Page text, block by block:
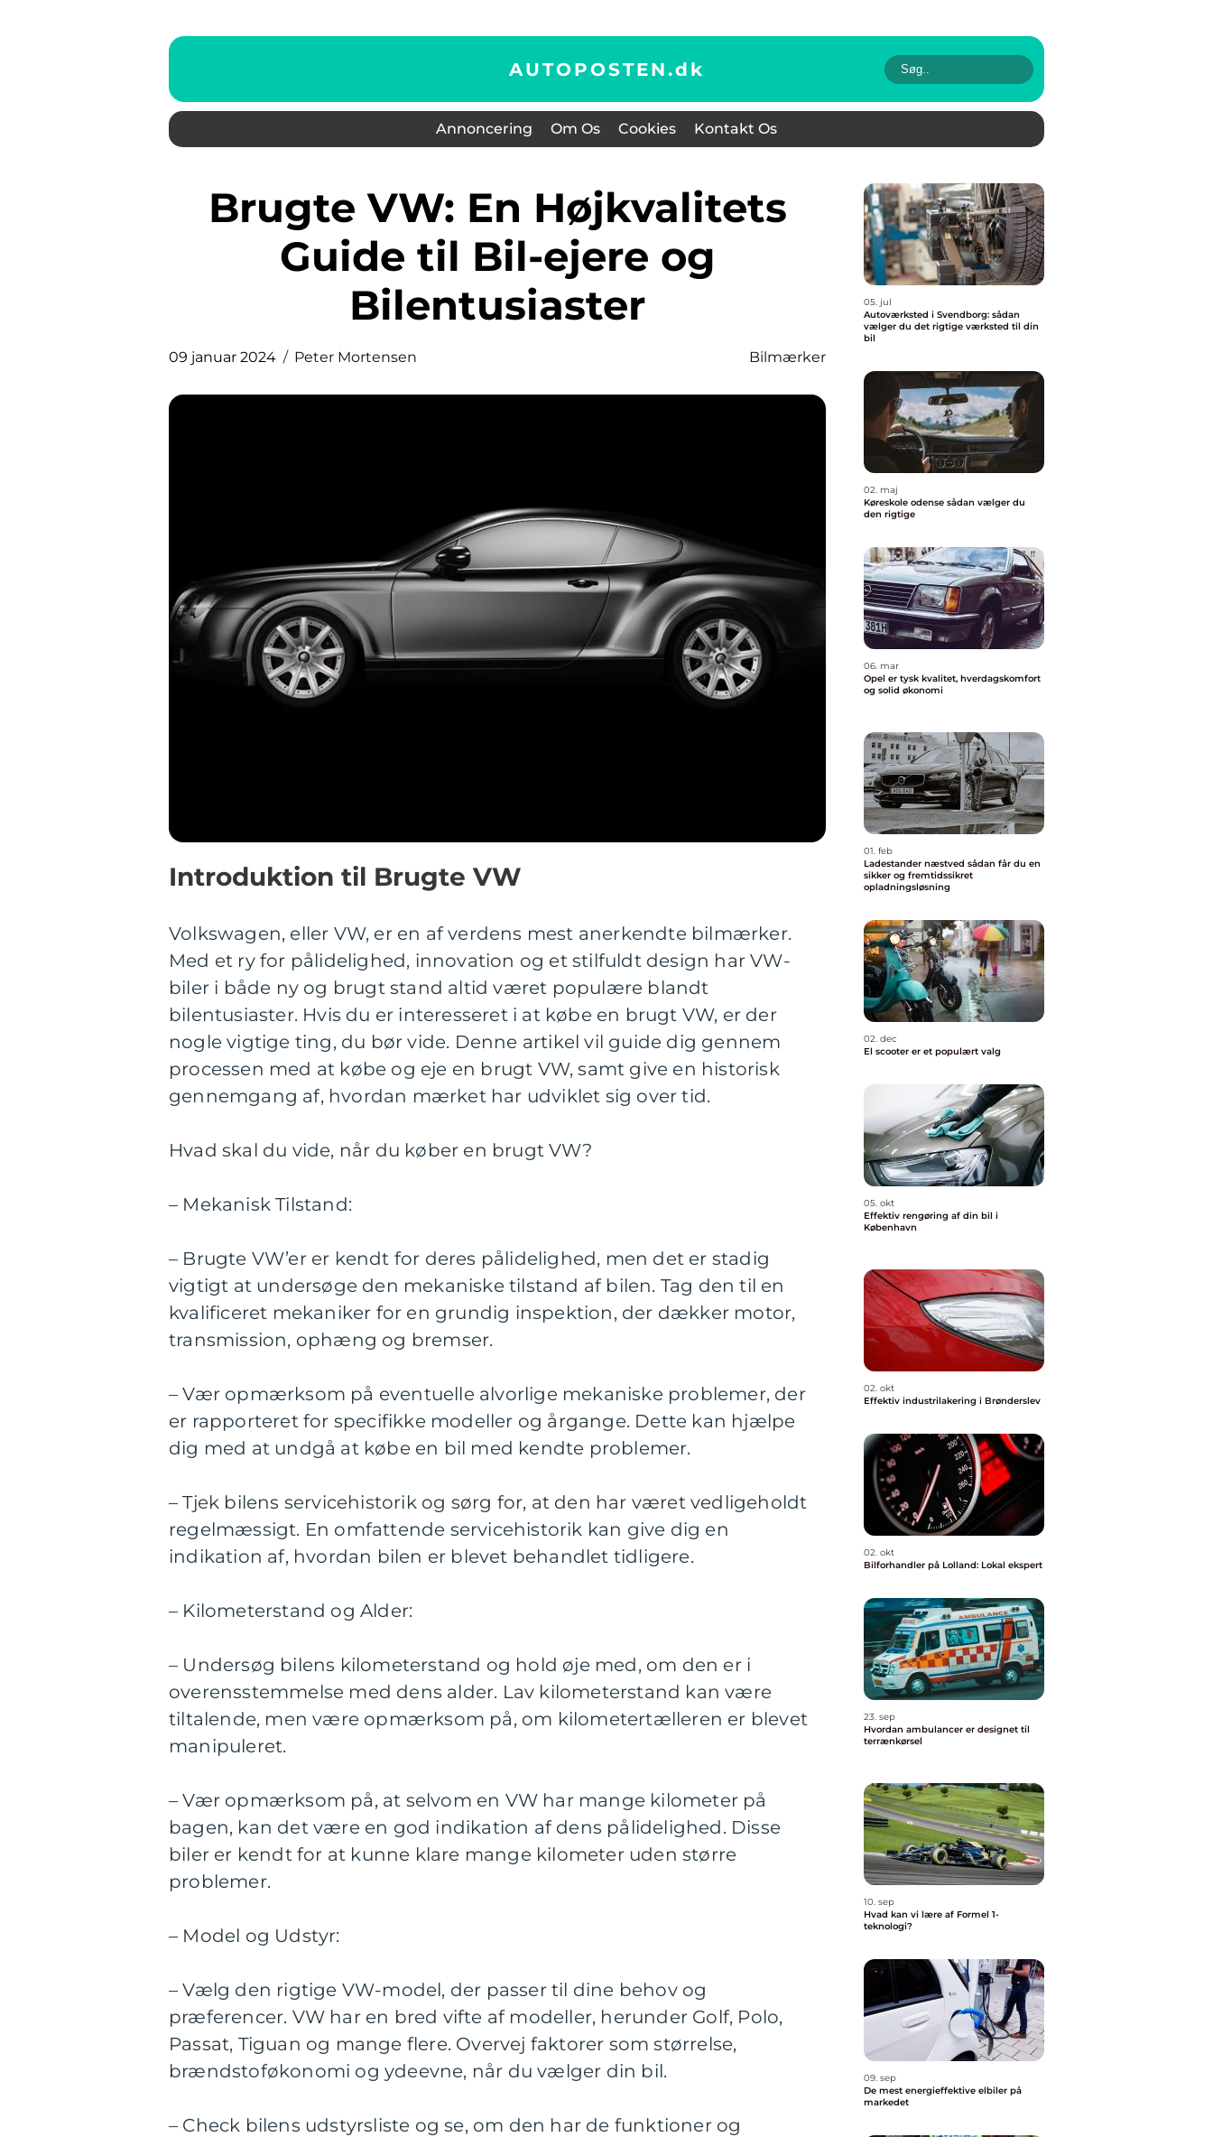
AUTOPOSTEN.dk
Annoncering Om Os Cookies Kontakt Os
Brugte VW: En Højkvalitets
Guide til Bil-ejere og
Bilentusiaster
09 januar 2024 Peter Mortensen Bilmærker
Introduktion til Brugte VW
Volkswagen, eller VW, er en af verdens mest anerkendte bilmærker.
Med et ry for pålidelighed, innovation og et stilfuldt design har VW-
biler i både ny og brugt stand altid været populære blandt
bilentusiaster. Hvis du er interesseret i at købe en brugt VW, er der
nogle vigtige ting, du bør vide. Denne artikel vil guide dig gennem
processen med at købe og eje en brugt VW, samt give en historisk
gennemgang af, hvordan mærket har udviklet sig over tid.
Hvad skal du vide, når du køber en brugt VW?
– Mekanisk Tilstand:
– Brugte VW’er er kendt for deres pålidelighed, men det er stadig
vigtigt at undersøge den mekaniske tilstand af bilen. Tag den til en
kvalificeret mekaniker for en grundig inspektion, der dækker motor,
transmission, ophæng og bremser.
– Vær opmærksom på eventuelle alvorlige mekaniske problemer, der
er rapporteret for specifikke modeller og årgange. Dette kan hjælpe
dig med at undgå at købe en bil med kendte problemer.
– Tjek bilens servicehistorik og sørg for, at den har været vedligeholdt
regelmæssigt. En omfattende servicehistorik kan give dig en
indikation af, hvordan bilen er blevet behandlet tidligere.
– Kilometerstand og Alder:
– Undersøg bilens kilometerstand og hold øje med, om den er i
overensstemmelse med dens alder. Lav kilometerstand kan være
tiltalende, men være opmærksom på, om kilometertælleren er blevet
manipuleret.
– Vær opmærksom på, at selvom en VW har mange kilometer på
bagen, kan det være en god indikation af dens pålidelighed. Disse
biler er kendt for at kunne klare mange kilometer uden større
problemer.
– Model og Udstyr:
– Vælg den rigtige VW-model, der passer til dine behov og
præferencer. VW har en bred vifte af modeller, herunder Golf, Polo,
Passat, Tiguan og mange flere. Overvej faktorer som størrelse,
brændstoføkonomi og ydeevne, når du vælger din bil.
– Check bilens udstyrsliste og se, om den har de funktioner og
05. jul
Autoværksted i Svendborg: sådan
vælger du det rigtige værksted til din
bil
02. maj
Køreskole odense sådan vælger du
den rigtige
06. mar
Opel er tysk kvalitet, hverdagskomfort
og solid økonomi
01. feb
Ladestander næstved sådan får du en
sikker og fremtidssikret
opladningsløsning
02. dec
El scooter er et populært valg
05. okt
Effektiv rengøring af din bil i
København
02. okt
Effektiv industrilakering i Brønderslev
02. okt
Bilforhandler på Lolland: Lokal ekspert
23. sep
Hvordan ambulancer er designet til
terrænkørsel
10. sep
Hvad kan vi lære af Formel 1-
teknologi?
09. sep
De mest energieffektive elbiler på
markedet